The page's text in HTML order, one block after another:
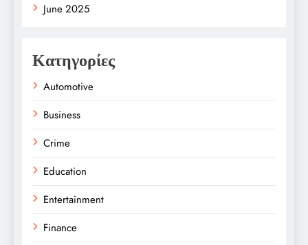
June 2025
Κατηγορίες
Automotive
Business
Crime
Education
Entertainment
Finance